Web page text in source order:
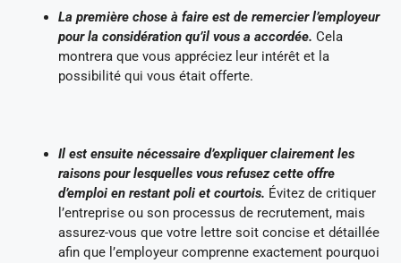
La première chose à faire est de remercier l’employeur
pour la considération qu’il vous a accordée. Cela
montrera que vous appréciez leur intérêt et la
possibilité qui vous était offerte.
Il est ensuite nécessaire d’expliquer clairement les
raisons pour lesquelles vous refusez cette offre
d’emploi en restant poli et courtois. Évitez de critiquer
l’entreprise ou son processus de recrutement, mais
assurez-vous que votre lettre soit concise et détaillée
afin que l’employeur comprenne exactement pourquoi